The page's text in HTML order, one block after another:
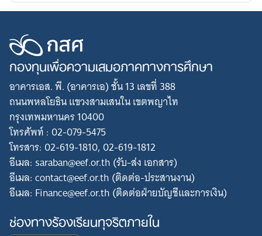
กองทุนเพื่อความเสมอภาคทางการศึกษา
อาคารเอส. พี. (อาคารเอ) ชั้น 13 เลขที่ 388
ถนนพหลโยธิน แขวงสามเสนใน เขตพญาไท
กรุงเทพมหานคร 10400
โทรศัพท์ : 02-079-5475
โทรสาร: 02-619-1810, 02-619-1812
อีเมล: saraban@eef.or.th (รับ-ส่ง เอกสาร)
อีเมล: contact@eef.or.th (ติดต่อ-ประสานงาน)
อีเมล: Finance@eef.or.th (ติดต่อฝ่ายบัญชีและการเงิน)
ช่องทางร้องเรียนทุจริตภายใน